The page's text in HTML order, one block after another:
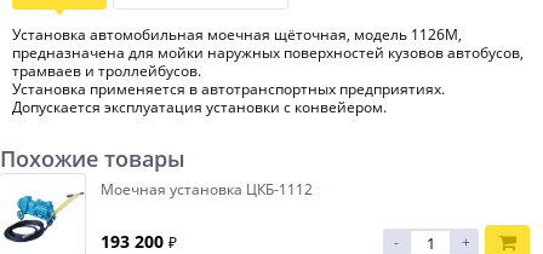
Установка автомобильная моечная щёточная, модель 1126М,
предназначена для мойки наружных поверхностей кузовов автобусов,
трамваев и троллейбусов.
Установка применяется в автотранспортных предприятиях.
Допускается эксплуатация установки с конвейером.
Похожие товары
Моечная установка ЦКБ-1112
193 200 ₽ - +